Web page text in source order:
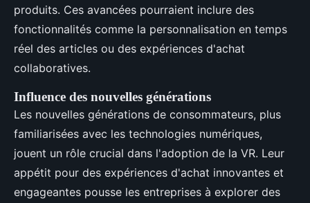
produits. Ces avancées pourraient inclure des
fonctionnalités comme la personnalisation en temps
réel des articles ou des expériences d'achat
collaboratives.
Influence des nouvelles générations
Les nouvelles générations de consommateurs, plus
familiarisées avec les technologies numériques,
jouent un rôle crucial dans l'adoption de la VR. Leur
appétit pour des expériences d'achat innovantes et
engageantes pousse les entreprises à explorer des